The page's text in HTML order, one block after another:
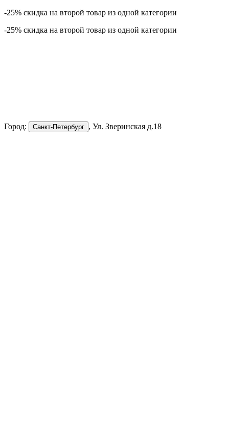
-25% скидка на второй товар из одной категории
-25% скидка на второй товар из одной категории
Город: Санкт-Петербург , Ул. Зверинская д.18